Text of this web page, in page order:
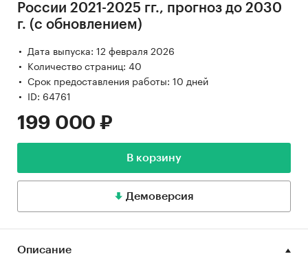
России 2021-2025 гг., прогноз до 2030
г. (с обновлением)
Дата выпуска: 12 февраля 2026
Количество страниц: 40
Срок предоставления работы: 10 дней
ID: 64761
199 000 ₽
В корзину
Демоверсия
Описание